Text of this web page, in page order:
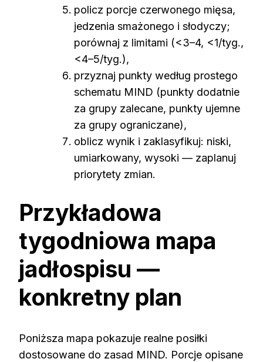
policz porcje czerwonego mięsa,
jedzenia smażonego i słodyczy;
porównaj z limitami (<3–4, <1/tyg.,
<4–5/tyg.),
przyznaj punkty według prostego
schematu MIND (punkty dodatnie
za grupy zalecane, punkty ujemne
za grupy ograniczane),
oblicz wynik i zaklasyfikuj: niski,
umiarkowany, wysoki — zaplanuj
priorytety zmian.
Przykładowa
tygodniowa mapa
jadłospisu —
konkretny plan
Poniższa mapa pokazuje realne posiłki
dostosowane do zasad MIND. Porcje opisane